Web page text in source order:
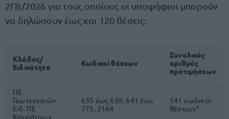
2ΓΒ/2026 για τους οποίους οι υποψήφιοι μπορούν
να δηλώσουν έως και 120 θέσεις:
Κλάδος/
Ειδικότητα
Κωδικοί θέσεων
Συνολικός
αριθμός
προτιμήσεων
ΠΕ
Γεωτεχνικών
Ειδ. ΠΕ
Κτηνιάτρων
635 έως 639, 641 έως
775, 3164
141 κωδικοί
θέσεων*